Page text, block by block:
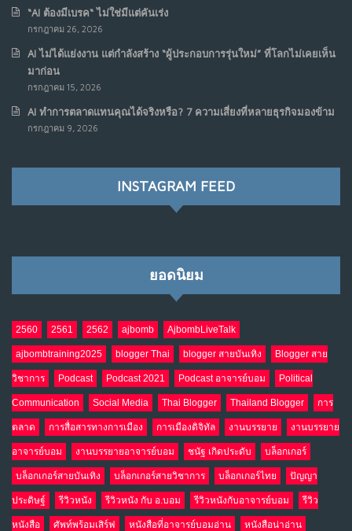
6
7
เมื่อรัฐบาลเริ่มคิดแบบแพลตฟอร์ม : AI กำลังเปลี่ยนรัฐ
ราชการไปตลอดกาล
NO COMMENTS
เมื่อโลกออนไลน์ กลายเป็น“ศาลเตี้ย”
9
NO COMMENTS
10 อินโดนีเซีย กับเกมอำนาจที่มองไม่เห็น
เม.ย. 19, 2026
NO COMMENTS
“AI ต้องมีเบรค“ ไม่ใช่มีแต่คันเร่ง
กรกฎาคม 26, 2026
AI ไม่ได้แย่งงาน แต่กำลังสร้าง “ผู้ประกอบการรุ่นใหม่” ที่โลกไม่เคยเห็น
มาก่อน
กรกฎาคม 15, 2026
AI ทำการตลาดแทนคุณได้จริงหรือ? 7 ความเสี่ยงที่หลายธุรกิจมองข้าม
กรกฎาคม 9, 2026
INSTAGRAM FEED
ยอดนิยม
2560 2561 2562 ajbomb AjbombLiveTalk
ajbombtraining2025 blogger Thai blogger สายบันเทิง Blogger สาย
วิชาการ Podcast Podcast 2021 Podcast อาจารย์บอม Political
Communication Social Media Thai Blogger Thailand Blogger การ
ตลาด การสื่อสารทางการเมือง การเมืองดิจิทัล งานบรรยาย งานบรรยาย
อาจารย์บอม งานบรรยายอาจารย์บอม ชนัฐ เกิดประดับ บล็อกเกอร์
บล็อกเกอร์สายบันเทิง บล็อกเกอร์สายวิชาการ บล็อกเกอร์ไทย ปัญญา
ประดิษฐ์ รีวิวหนัง รีวิวหนัง กับ อ.บอม รีวิวหนังกับอาจารย์บอม รีวิว
หนังสือ ศัพท์พร้อมเสิร์ฟ หนังสือที่อาจารย์บอมอ่าน หนังสือน่าอ่าน